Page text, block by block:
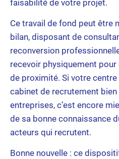
faisabilité de votre projet.
Ce travail de fond peut être
bilan, disposant de
reconversion
recevoir physiquement
de proximité. Si votre
cabinet de recrutement
entreprises, c’est encore
de sa bonne connaissance
acteurs qui recrutent.
Bonne nouvelle : ce